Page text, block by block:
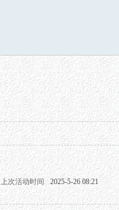
上次活动时间
2025-5-26 08:21